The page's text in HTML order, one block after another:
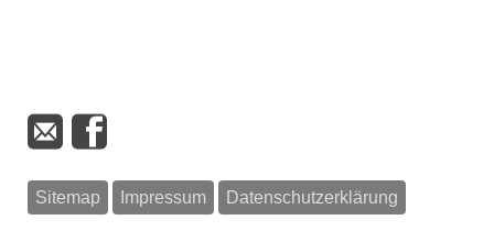
Sitemap Impressum Datenschutzerklärung